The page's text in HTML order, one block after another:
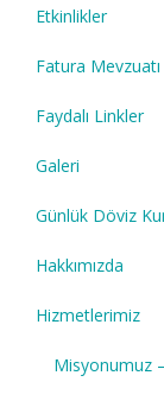
Etkinlikler
Fatura Mevzuatı
Faydalı Linkler
Galeri
Günlük Döviz
Hakkımızda
Hizmetlerimiz
Misyonumuz